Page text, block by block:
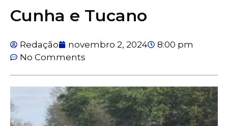
Cunha e Tucano
Redação novembro 2, 2024
8:00 pm
No Comments